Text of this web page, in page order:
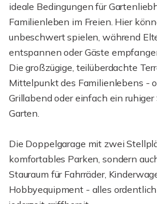
ideale Bedingungen für
Familienleben im Freien. Hier
unbeschwert spielen, während
entspannen oder Gäste
Die großzügige, teilüberdachte
Mittelpunkt des Familienlebens -
Grillabend oder einfach ein
Garten.
Die Doppelgarage mit zwei
komfortables Parken, sondern
Stauraum für Fahrräder,
Hobbyequipment - alles